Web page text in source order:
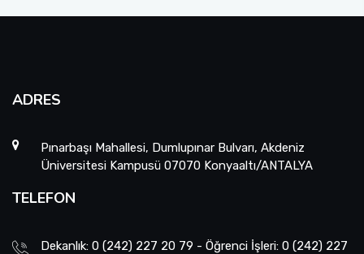
ADRES
Pınarbaşı Mahallesi, Dumlupınar Bulvarı, Akdeniz
Üniversitesi Kampusü 07070 Konyaaltı/ANTALYA
TELEFON
Dekanlık: 0 (242) 227 20 79 - Öğrenci İşleri: 0 (242) 227